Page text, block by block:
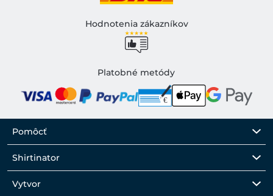
Hodnotenia zákazníkov
Platobné metódy
Pomôcť
Shirtinator
Vytvor